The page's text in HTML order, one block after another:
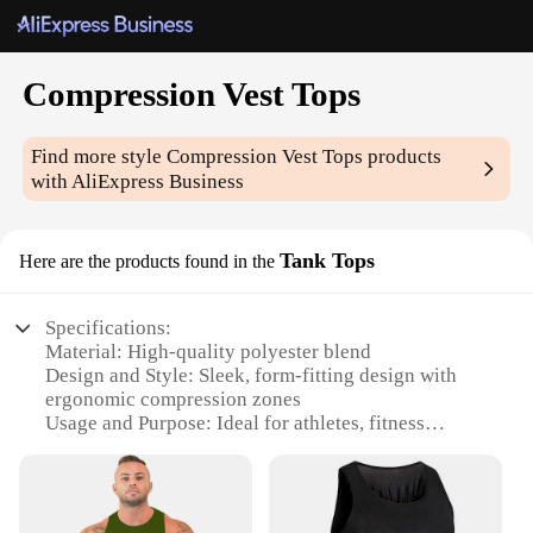
Compression Vest Tops
Find more styleCompression Vest Tops products
with AliExpress Business
Here are the products found in the Tank Tops
Specifications:
Material: High-quality polyester blend
Design and Style: Sleek, form-fitting design with
ergonomic compression zones
Usage and Purpose: Ideal for athletes, fitness
Performance and Property: Enhanced blood
circulation and muscle support
Shape or Size or Weight or Quantity: Available in